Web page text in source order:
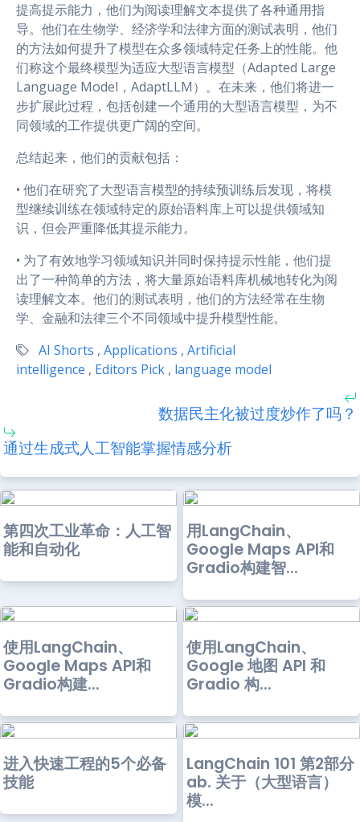
提高提示能力，他们为阅读理解文本提供了各种通用指
导。他们在生物学、经济学和法律方面的测试表明，他们
的方法如何提升了模型在众多领域特定任务上的性能。他
们称这个最终模型为适应大型语言模型（Adapted Large
Language Model，AdaptLLM）。在未来，他们将进一
步扩展此过程，包括创建一个通用的大型语言模型，为不
同领域的工作提供更广阔的空间。
总结起来，他们的贡献包括：
• 他们在研究了大型语言模型的持续预训练后发现，将模
型继续训练在领域特定的原始语料库上可以提供领域知
识，但会严重降低其提示能力。
• 为了有效地学习领域知识并同时保持提示性能，他们提
出了一种简单的方法，将大量原始语料库机械地转化为阅
读理解文本。他们的测试表明，他们的方法经常在生物
学、金融和法律三个不同领域中提升模型性能。
AI Shorts , Applications , Artificial
intelligence , Editors Pick , language model
数据民主化被过度炒作了吗？
通过生成式人工智能掌握情感分析
第四次工业革命：人工智
能和自动化
用LangChain、
Google Maps API和
Gradio构建智...
使用LangChain、
Google Maps API和
Gradio构建...
使用LangChain、
Google 地图 API 和
Gradio 构...
进入快速工程的5个必备
技能
LangChain 101 第2部分
ab. 关于（大型语言）
模...